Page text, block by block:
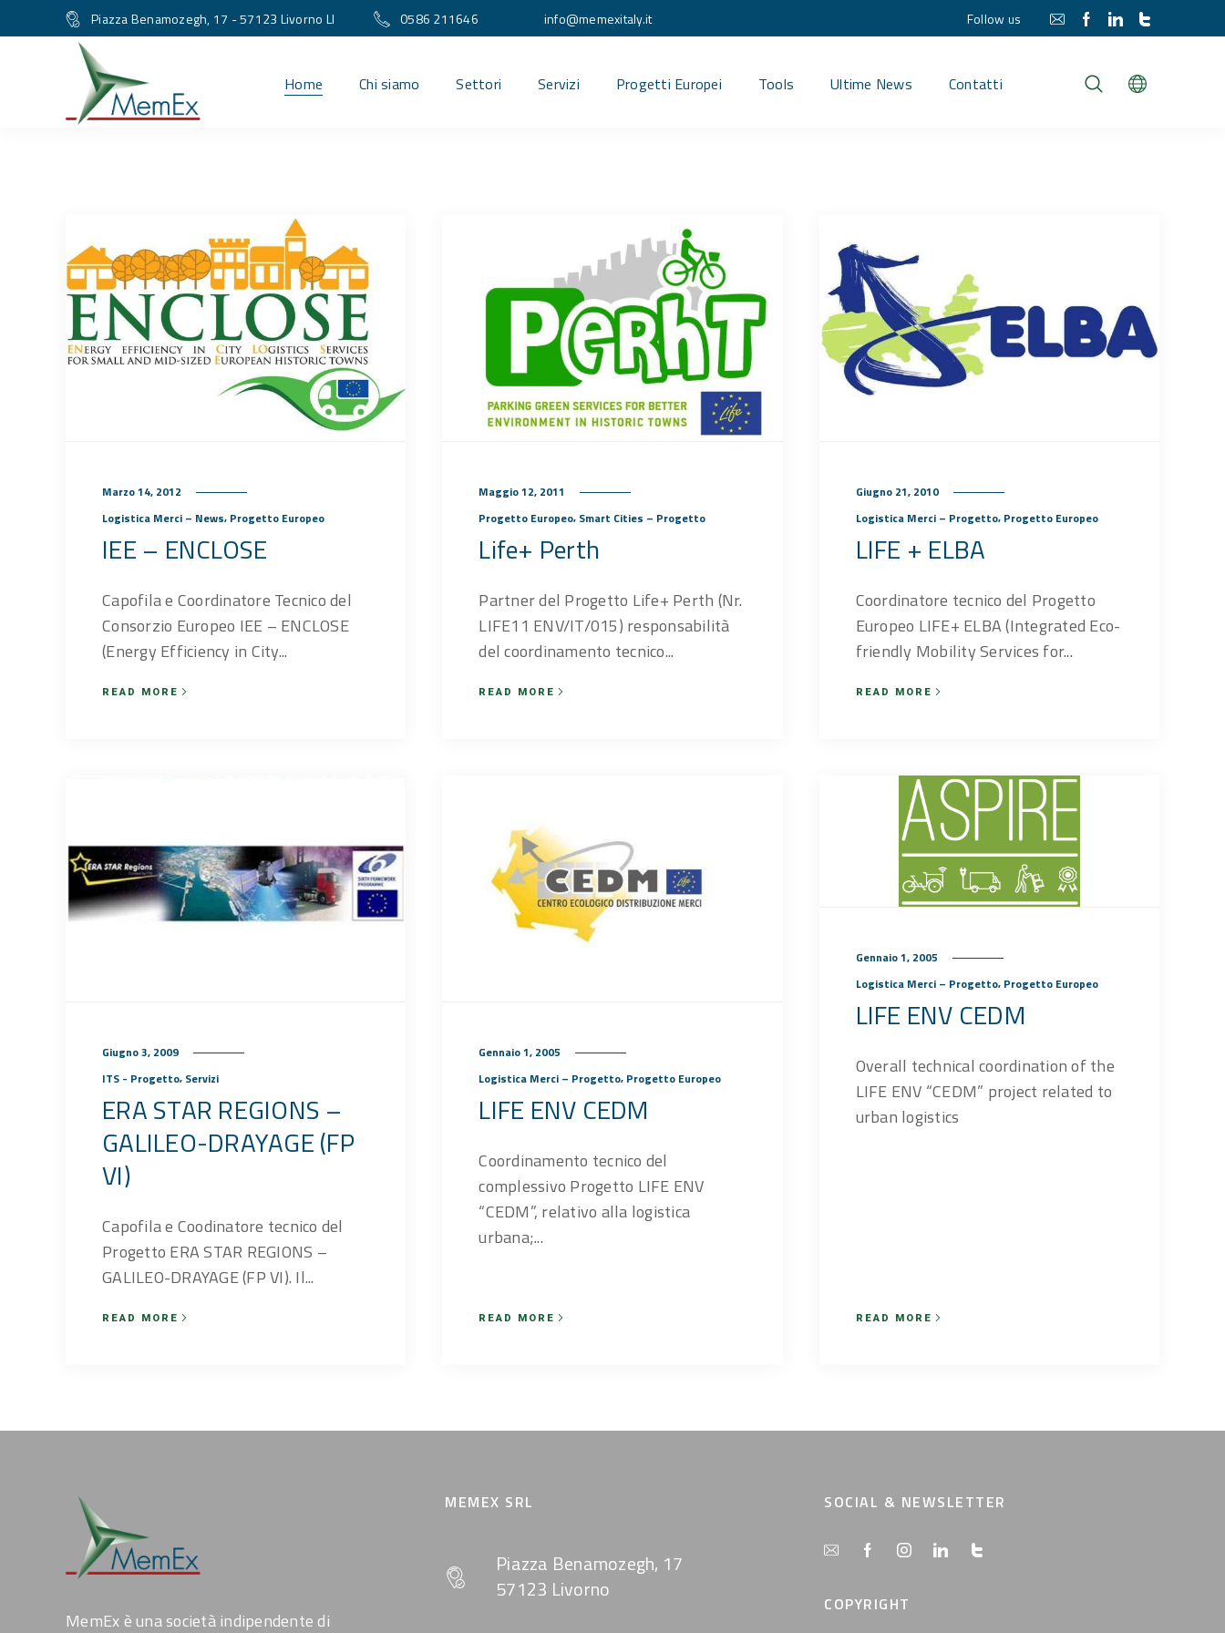
Piazza Benamozegh, 17 - 57123 Livorno LI 0586 211646 info@memexitaly.it Follow us
Home Chi siamo Settori Servizi Progetti Europei Tools Ultime News Contatti
Marzo 14, 2012
Logistica Merci – News, Progetto Europeo
IEE – ENCLOSE
Capofila e Coordinatore Tecnico del
Consorzio Europeo IEE – ENCLOSE
(Energy Efficiency in City...
READ MORE
Maggio 12, 2011
Progetto Europeo, Smart Cities – Progetto
Life+ Perth
Partner del Progetto Life+ Perth (Nr.
LIFE11 ENV/IT/015) responsabilità
del coordinamento tecnico...
READ MORE
Giugno 21, 2010
Logistica Merci – Progetto, Progetto Europeo
LIFE + ELBA
Coordinatore tecnico del Progetto
Europeo LIFE+ ELBA (Integrated Eco-
friendly Mobility Services for...
READ MORE
Giugno 3, 2009
ITS - Progetto, Servizi
ERA STAR REGIONS –
GALILEO-DRAYAGE (FP
VI)
Capofila e Coodinatore tecnico del
Progetto ERA STAR REGIONS –
GALILEO-DRAYAGE (FP VI). Il...
READ MORE
Gennaio 1, 2005
Logistica Merci – Progetto, Progetto Europeo
LIFE ENV CEDM
Coordinamento tecnico del
complessivo Progetto LIFE ENV
“CEDM”, relativo alla logistica
urbana;...
READ MORE
Gennaio 1, 2005
Logistica Merci – Progetto, Progetto Europeo
LIFE ENV CEDM
Overall technical coordination of the
LIFE ENV “CEDM” project related to
urban logistics
READ MORE
MemEx è una società indipendente di
MEMEX SRL
Piazza Benamozegh, 17
57123 Livorno
SOCIAL & NEWSLETTER
COPYRIGHT